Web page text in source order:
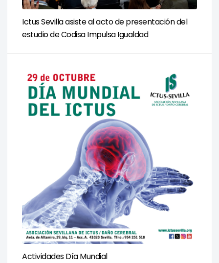
Ictus Sevilla asiste al acto de presentación del
estudio de Codisa Impulsa Igualdad
Actividades Día Mundial